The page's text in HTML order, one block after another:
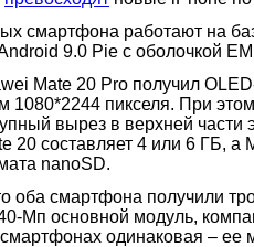
смартфона работают на
9.0 Pie c оболочкой
Mate 20 Pro получил
пикселя. При
вырез в верхней
20 составляет 4 или 6 ГБ,
nanoSD.
оба смартфона получили
Мп основной модуль,
одинаковая – ее